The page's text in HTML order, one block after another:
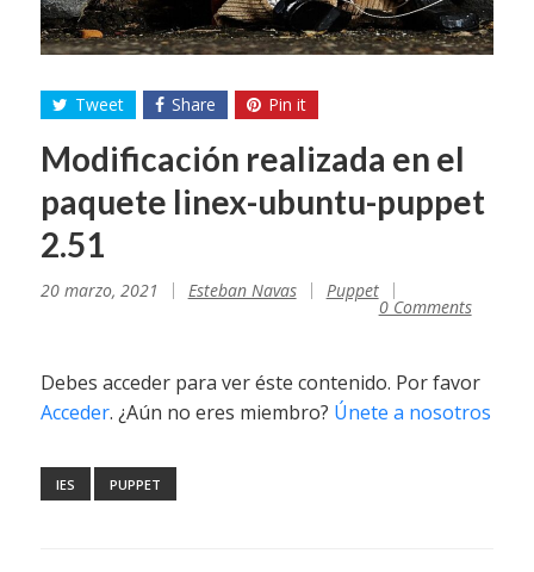
Tweet Share Pin it
Modificación realizada en el
paquete linex-ubuntu-puppet
2.51
20 marzo, 2021 Esteban Navas Puppet
0 Comments
Debes acceder para ver éste contenido. Por favor
Acceder. ¿Aún no eres miembro? Únete a nosotros
IES PUPPET